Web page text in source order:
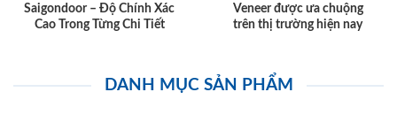
Saigondoor – Độ Chính Xác
Cao Trong Từng Chi Tiết
Veneer được ưa chuộng
trên thị trường hiện nay
DANH MỤC SẢN PHẨM